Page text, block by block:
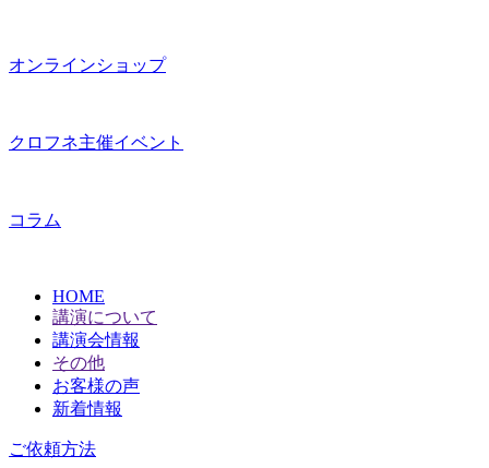
オンラインショップ
クロフネ主催イベント
コラム
HOME
講演について
講演会情報
その他
お客様の声
新着情報
ご依頼方法